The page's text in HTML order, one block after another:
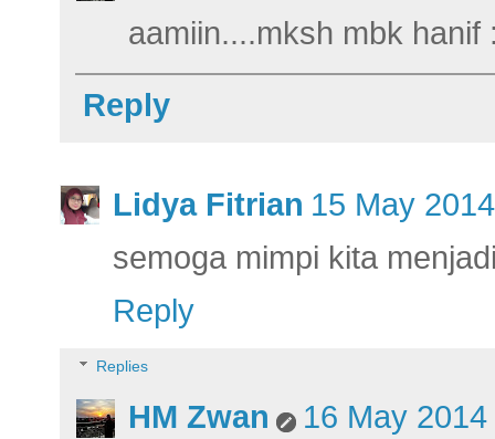
aamiin....mksh mbk hanif
Reply
Lidya Fitrian 15 May
semoga mimpi kita
Reply
Replies
HM Zwan
16 May